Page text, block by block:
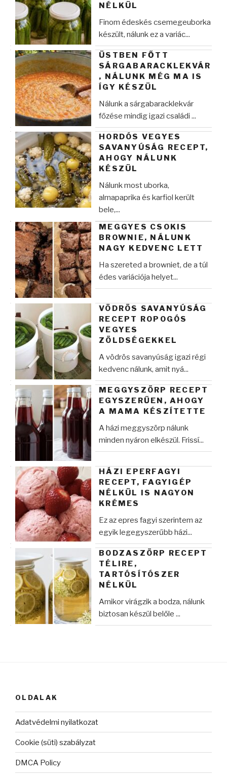
NÉLKÜL
Finom édeskés csemegeuborka
készült, nálunk ez a variác...
ÜSTBEN FŐTT
SÁRGABARACKLEKVÁR
, NÁLUNK MÉG MA IS
ÍGY KÉSZÜL
Nálunk a sárgabaracklekvár
főzése mindig igazi családi ...
HORDÓS VEGYES
SAVANYÚSÁG RECEPT,
AHOGY NÁLUNK
KÉSZÜL
Nálunk most uborka,
almapaprika és karfiol került
bele,...
MEGGYES CSOKIS
BROWNIE, NÁLUNK
NAGY KEDVENC LETT
Ha szereted a browniet, de a túl
édes variációja helyet...
VÖDRÖS SAVANYÚSÁG
RECEPT ROPOGÓS
VEGYES
ZÖLDSÉGEKKEL
A vödrös savanyúság igazi régi
kedvenc nálunk, amit nyá...
MEGGYSZÖRP RECEPT
EGYSZERŰEN, AHOGY
A MAMA KÉSZÍTETTE
A házi meggyszörp nálunk
minden nyáron elkészül. Frissí...
HÁZI EPERFAGYI
RECEPT, FAGYIGÉP
NÉLKÜL IS NAGYON
KRÉMES
Ez az epres fagyi szerintem az
egyik legegyszerűbb házi...
BODZASZÖRP RECEPT
TÉLIRE,
TARTÓSÍTÓSZER
NÉLKÜL
Amikor virágzik a bodza, nálunk
biztosan készül belőle ...
OLDALAK
Adatvédelmi nyilatkozat
Cookie (süti) szabályzat
DMCA Policy